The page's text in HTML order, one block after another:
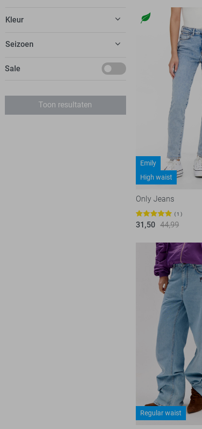
Noisy may
Vero Moda
26/32
27/32
28/34
Kleur
Blauw
Seizoen
Maart
Sale
Toon resultaten
Emily
High waist
Only Jeans
1
31,50 44,99
Regular waist